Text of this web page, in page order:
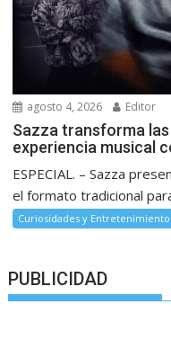
agosto 4, 2026 Editor
Sazza transforma
experiencia musical
ESPECIAL. – Sazza
el formato tradicional
Curiosidades y Entretenimiento
PUBLICIDAD